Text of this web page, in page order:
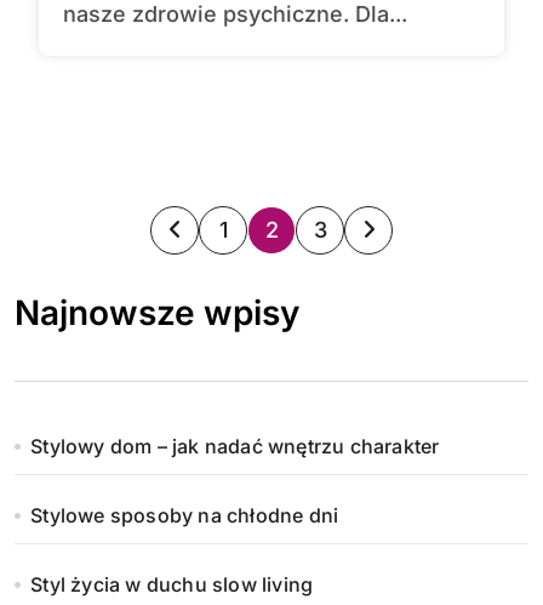
nasze zdrowie psychiczne. Dla...
S
r
o
i
c
o
1 2 3
Najnowsze wpisy
Stylowy dom – jak nadać wnętrzu charakter
Stylowe sposoby na chłodne dni
Styl życia w duchu slow living